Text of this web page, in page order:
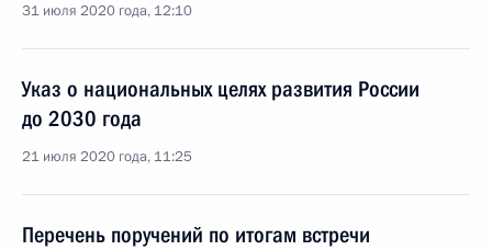
31 июля 2020 года, 12:10
Указ о национальных целях развития России
до 2030 года
21 июля 2020 года, 11:25
Перечень поручений по итогам встречи